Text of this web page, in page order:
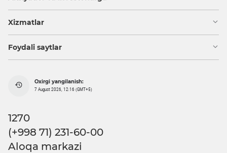
Xizmatlar
Foydali saytlar
Oxirgi yangilanish:
7 August 2026, 12:16 (GMT+5)
1270
(+998 71) 231-60-00
Aloqa markazi